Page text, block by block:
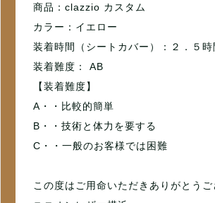
商品：clazzio カスタム
カラー：イエロー
装着時間（シートカバー）：２．５時
装着難度： AB
【装着難度】
A・・比較的簡単
B・・技術と体力を要する
C・・一般のお客様では困難
この度はご用命いただきありがとうご